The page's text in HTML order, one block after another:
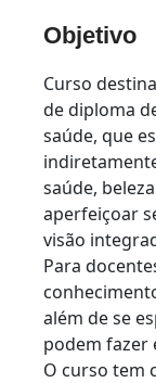
Objetivo
Curso
de diploma
saúde, que
saúde,
aperfeiçoar
visão
Para
além de se
podem fazer
O curso tem